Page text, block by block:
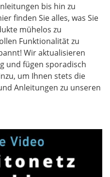
bis hin zu
finden Sie alles, was Sie
mühelos zu
Funktionalität zu
Wir aktualisieren
und fügen sporadisch
um Ihnen stets die
Anleitungen zu unseren